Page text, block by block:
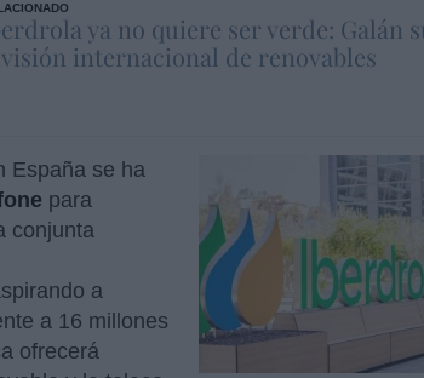
ya no quiere ser verde: Galán
internacional de renovables
España se ha
para
conjunta
a
a 16 millones
ofrecerá